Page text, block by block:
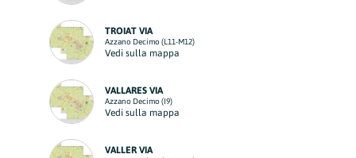
TROIAT VIA
Azzano Decimo (L11-M12)
Vedi sulla mappa
VALLARES VIA
Azzano Decimo (I9)
Vedi sulla mappa
VALLER VIA